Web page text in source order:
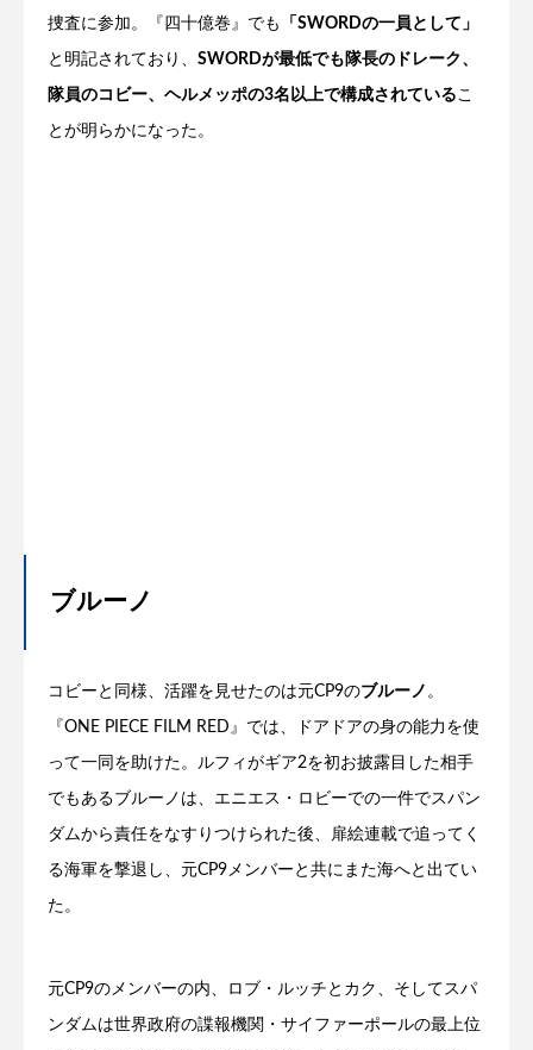
捜査に参加。『四十億巻』でも 「SWORDの一員として」
と明記されており、 SWORDが最低でも隊長のドレーク、
隊員のコビー、ヘルメッポの3名以上で構成されているこ
とが明らかになった。
ブルーノ
コビーと同様、活躍を見せたのは元CP9のブルーノ 。
『ONE PIECE FILM RED』では、ドアドアの身の能力を使
って一同を助けた。ルフィがギア2を初お披露目した相手
でもあるブルーノは、エニエス・ロビーでの一件でスパン
ダムから責任をなすりつけられた後、扉絵連載で追ってく
る海軍を撃退し、元CP9メンバーと共にまた海へと出てい
た。
元CP9のメンバーの内、ロブ・ルッチとカク、そしてスパ
ンダムは世界政府の諜報機関・サイファーポールの最上位